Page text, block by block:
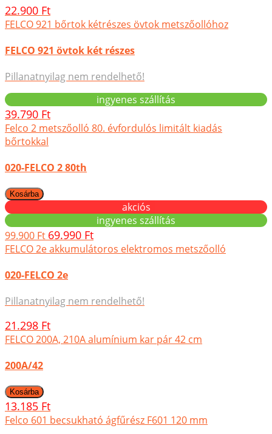
22.900 Ft
FELCO 921 bőrtok kétrészes övtok metszőollóhoz
FELCO 921 övtok két részes
Pillanatnyilag nem rendelhető!
ingyenes szállítás
39.790 Ft
Felco 2 metszőolló 80. évfordulós limitált kiadás
bőrtokkal
020-FELCO 2 80th
akciós
ingyenes szállítás
99.900 Ft 69.990 Ft
FELCO 2e akkumulátoros elektromos metszőolló
020-FELCO 2e
Pillanatnyilag nem rendelhető!
21.298 Ft
FELCO 200A, 210A alumínium kar pár 42 cm
200A/42
13.185 Ft
Felco 601 becsukható ágfűrész F601 120 mm